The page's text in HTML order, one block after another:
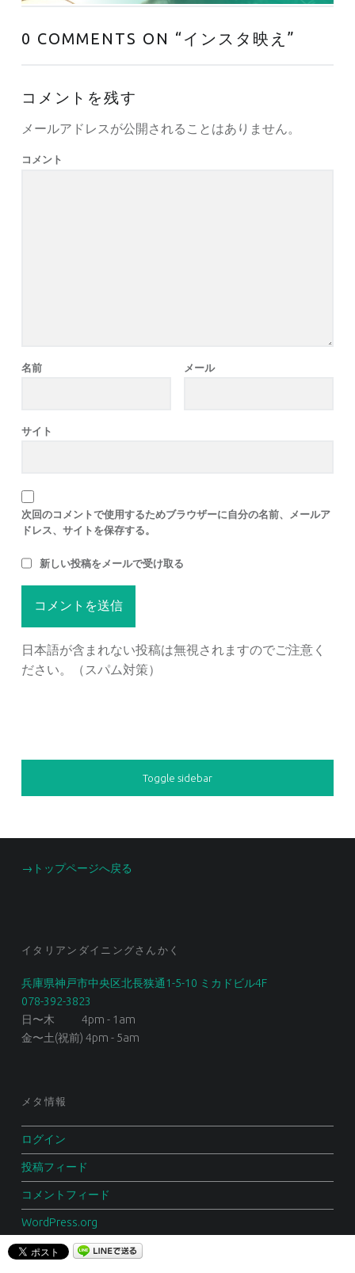
0 COMMENTS ON “インスタ映え ”
コメントを残す
メールアドレスが公開されることはありません。
コメント
名前 メール
サイト
次回のコメントで使用するためブラウザーに自分の名前、メールア
ドレス、サイトを保存する。
新しい投稿をメールで受け取る
日本語が含まれない投稿は無視されますのでご注意く
ださい。（スパム対策）
SIDEBAR
Toggle sidebar
FOOTER SIDEBAR
→トップページへ戻る
イタリアンダイニングさんかく
兵庫県神戸市中央区北長狭通1-5-10 ミカドビル4F
078-392-3823
日〜木 4pm - 1am
金〜土(祝前) 4pm - 5am
メタ情報
ログイン
投稿フィード
コメントフィード
WordPress.org